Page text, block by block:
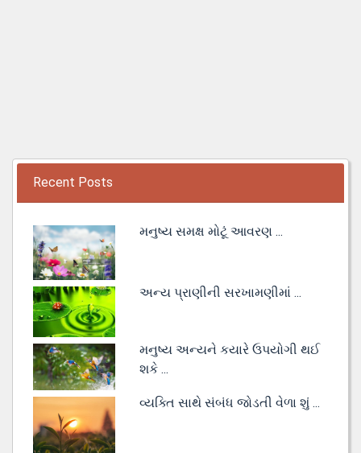
Recent Posts
મનુષ્ય સમક્ષ મોટૂં આવરણ ...
અન્ય પ્રાણીની સરખામણીમાં ...
મનુષ્ય અન્યને કયારે ઉપયોગી થઈ
શકે ...
વ્યક્તિ સાથે સંબંધ જોડતી વેળા શું ...